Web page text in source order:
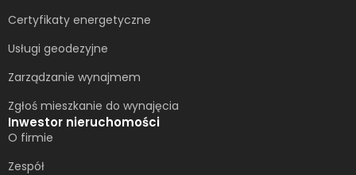
Certyfikaty energetyczne
Usługi geodezyjne
Zarządzanie wynajmem
Zgłoś mieszkanie do wynajęcia
Inwestor nieruchomości
O firmie
Zespół